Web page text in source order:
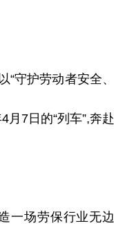
守护劳动者安全、
7日的“列车”,奔赴
一场劳保行业无边